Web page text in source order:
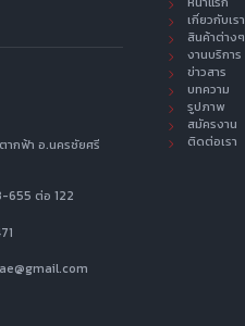
กฟ้า อ.นครชัยศรี
655 ต่อ 122
เกี่ยวกับเรา
สินค้าต่างๆ
งานบริการ
ข่าวสาร
บทความ
รูปภาพ
สมัครงาน
ติดต่อเรา